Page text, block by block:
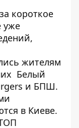
короткое
уже
жителям
Белый
и БПШ.
в Киеве.